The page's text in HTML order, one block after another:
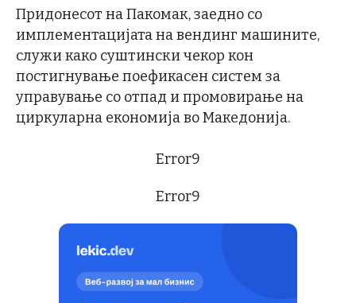
Придонесот на Пакомак, заедно со
имплементацијата на вендинг машините,
служи како суштински чекор кон
постигнување поефикасен систем за
управување со отпад и промовирање на
циркуларна економија во Македонија.
Error9
Error9